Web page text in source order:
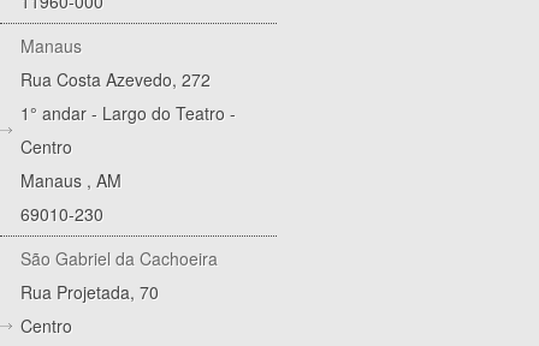
Manaus
Rua Costa Azevedo, 272
1° andar - Largo do Teatro -
Centro
Manaus , AM
69010-230
São Gabriel da Cachoeira
Rua Projetada, 70
Centro